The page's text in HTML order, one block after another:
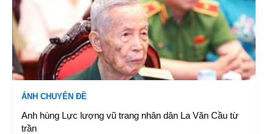
ẢNH CHUYÊN ĐỀ
Anh hùng Lực lượng vũ trang nhân dân La Văn Cầu từ
trần